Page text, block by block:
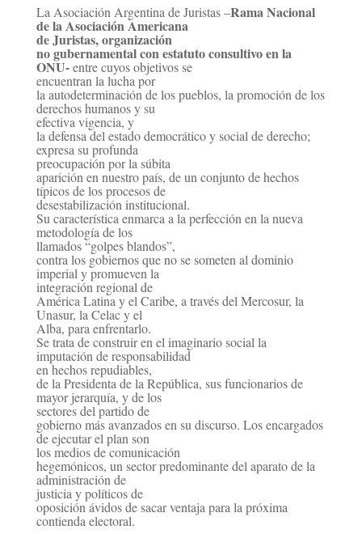
La Asociación Argentina de Juristas –Rama Nacional
de la Asociación Americana
de Juristas,organización
no gubernamental con estatuto consultivo en la
ONU-entre cuyos objetivos se
encuentran la lucha por
la autodeterminación de los pueblos, la promoción de los
derechos humanos y su
efectiva vigencia, y
la defensa del estado democrático y social de derecho;
expresa su profunda
preocupación por la súbita
aparición en nuestro país, de un conjunto de hechos
típicos de los procesos de
desestabilización institucional.
Su característica enmarca a la perfección en la nueva
metodología de los
llamados “golpes blandos”,
contra los gobiernos que no se someten al dominio
imperial y promueven la
integración regional de
América Latina y el Caribe, a través del Mercosur, la
Unasur, la Celac y el
Alba, para enfrentarlo.
Se trata de construir en el imaginario social la
imputación de responsabilidad
en hechos repudiables,
de la Presidenta de la República, sus funcionarios de
mayor jerarquía, y de los
sectores del partido de
gobierno más avanzados en su discurso. Los encargados
de ejecutar el plan son
los medios decomunicación
hegemónicos, un sector predominante del aparato de la
administración de
justicia y políticos de
oposición ávidos de sacar ventaja para la próxima
contienda electoral.